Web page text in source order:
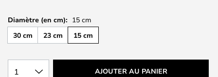
Diamètre (en cm): 15 cm
30 cm
23 cm 15 cm
1 AJOUTER AU PANIER